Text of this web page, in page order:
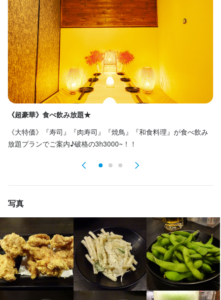
《超豪華》食べ飲み放題★
《大特価》『寿司』『肉寿司』『焼鳥』『和食料理』が食べ飲み
放題プランでご案内♪破格の3h3000~！！
写真
生産者への訪問研修あり
社内イベントあり(旅行、BBQ等)
資格取得支援あり
独立支援制度あり
独立実績あり 車通勤OK バイク通勤OK
服装自由
ひげOK ネイルOK ピアスOK
特徴
学歴不問 未経験者歓迎 独立希望者歓迎 新卒歓迎
第二新卒歓迎
Uターン・Iターン歓迎
フリーター歓迎 シニア・ミドル活躍中
女性活躍中
ブランクOK
オープニングスタッフ募集
駅チカ(徒歩5分以内)
スタッフの平均年齢20代
採用予定10名以上 応募者全員と面接 面接1回
仕事内容
を中心に、店舗運営の基本を学んでいただきます。お客様のご案
付けなど、現場の業務を一通り経験していただきます。
囲で業務を進めていただけます。ピークタイムでもスタッフ同士
で連携しながら業務を分担し、チームワークを大切にしています
ので、初めての方でも安心して働けます。
入社後は店長候補として段階的に業務を覚えていただきます。本
部によるフォロー体制が整っており、マニュアルや定期的な研修
を通じて着実にスキルアップできる環境です。分からないことは